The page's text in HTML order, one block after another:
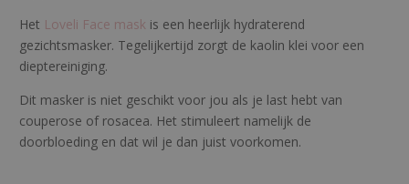
Het Loveli Face mask is een heerlijk hydraterend
gezichtsmasker. Tegelijkertijd zorgt de kaolin klei voor een
dieptereiniging.
Dit masker is niet geschikt voor jou als je last hebt van
couperose of rosacea. Het stimuleert namelijk de
doorbloeding en dat wil je dan juist voorkomen.